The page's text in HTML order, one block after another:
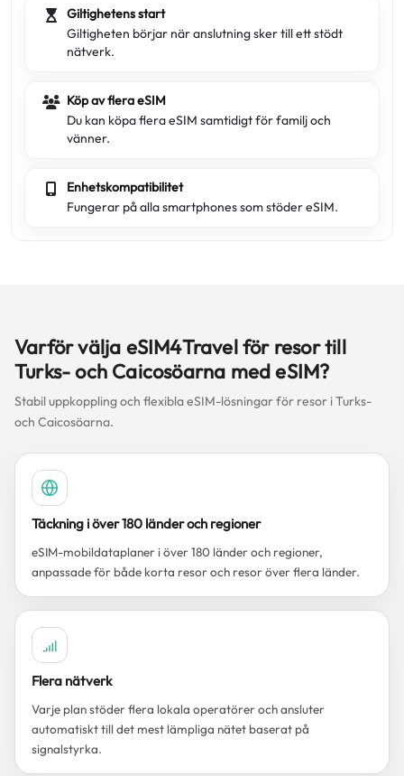
Giltighetens start
Giltigheten börjar när anslutning sker till ett stödt
nätverk.
Köp av flera eSIM
Du kan köpa flera eSIM samtidigt för familj och
vänner.
Enhetskompatibilitet
Fungerar på alla smartphones som stöder eSIM.
Varför välja eSIM4Travel för resor till
Turks- och Caicosöarna med eSIM?
Stabil uppkoppling och flexibla eSIM-lösningar för resor i Turks-
och Caicosöarna.
Täckning i över 180 länder och regioner
eSIM-mobildataplaner i över 180 länder och regioner,
anpassade för både korta resor och resor över flera länder.
Flera nätverk
Varje plan stöder flera lokala operatörer och ansluter
automatiskt till det mest lämpliga nätet baserat på
signalstyrka.